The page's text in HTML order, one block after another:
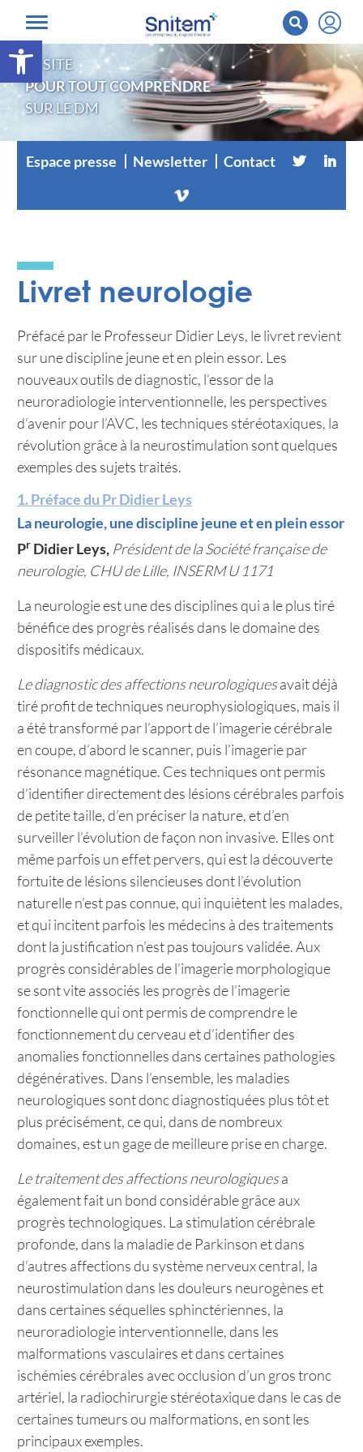
Ouvrir la barre d’outils
LE SITE
POUR TOUT COMPRENDRE
SUR LE DM
Espace presse Newsletter Contact
Livret neurologie
Préfacé par le Professeur Didier Leys, le livret revient
sur une discipline jeune et en plein essor. Les
nouveaux outils de diagnostic, l’essor de la
neuroradiologie interventionnelle, les perspectives
d’avenir pour l’AVC, les techniques stéréotaxiques, la
révolution grâce à la neurostimulation sont quelques
exemples des sujets traités.
1. Préface du Pr Didier Leys
La neurologie, une discipline jeune et en plein essor
Pr Didier Leys, Président de la Société française de
neurologie, CHU de Lille, INSERM U 1171
La neurologie est une des disciplines qui a le plus tiré
bénéfice des progrès réalisés dans le domaine des
dispositifs médicaux.
Le diagnostic des affections neurologiquesavait déjà
tiré profit de techniques neurophysiologiques, mais il
a été transformé par l’apport de l’imagerie cérébrale
en coupe, d’abord le scanner, puis l’imagerie par
résonance magnétique. Ces techniques ont permis
d’identifier directement des lésions cérébrales parfois
de petite taille, d’en préciser la nature, et d’en
surveiller l’évolution de façon non invasive. Elles ont
même parfois un effet pervers, qui est la découverte
fortuite de lésions silencieuses dont l’évolution
naturelle n’est pas connue, qui inquiètent les malades,
et qui incitent parfois les médecins à des traitements
dont la justification n’est pas toujours validée. Aux
progrès considérables de l’imagerie morphologique
se sont vite associés les progrès de l’imagerie
fonctionnelle qui ont permis de comprendre le
fonctionnement du cerveau et d’identifier des
anomalies fonctionnelles dans certaines pathologies
dégénératives. Dans l’ensemble, les maladies
neurologiques sont donc diagnostiquées plus tôt et
plus précisément, ce qui, dans de nombreux
domaines, est un gage de meilleure prise en charge.
Le traitement des affections neurologiquesa
également fait un bond considérable grâce aux
progrès technologiques. La stimulation cérébrale
profonde, dans la maladie de Parkinson et dans
d’autres affections du système nerveux central, la
neurostimulation dans les douleurs neurogènes et
dans certaines séquelles sphinctériennes, la
neuroradiologie interventionnelle, dans les
malformations vasculaires et dans certaines
ischémies cérébrales avec occlusion d’un gros tronc
artériel, la radiochirurgie stéréotaxique dans le cas de
certaines tumeurs ou malformations, en sont les
principaux exemples.